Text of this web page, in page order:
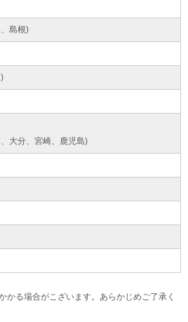
島根)
大分、宮崎、鹿児島)
かる場合がこざいます。あらかじめご了承く